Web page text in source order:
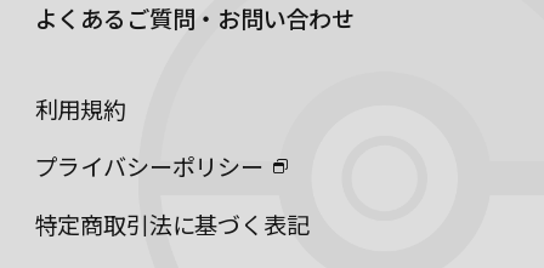
よくあるご質問・お問い合わせ
利用規約
プライバシーポリシー
特定商取引法に基づく表記